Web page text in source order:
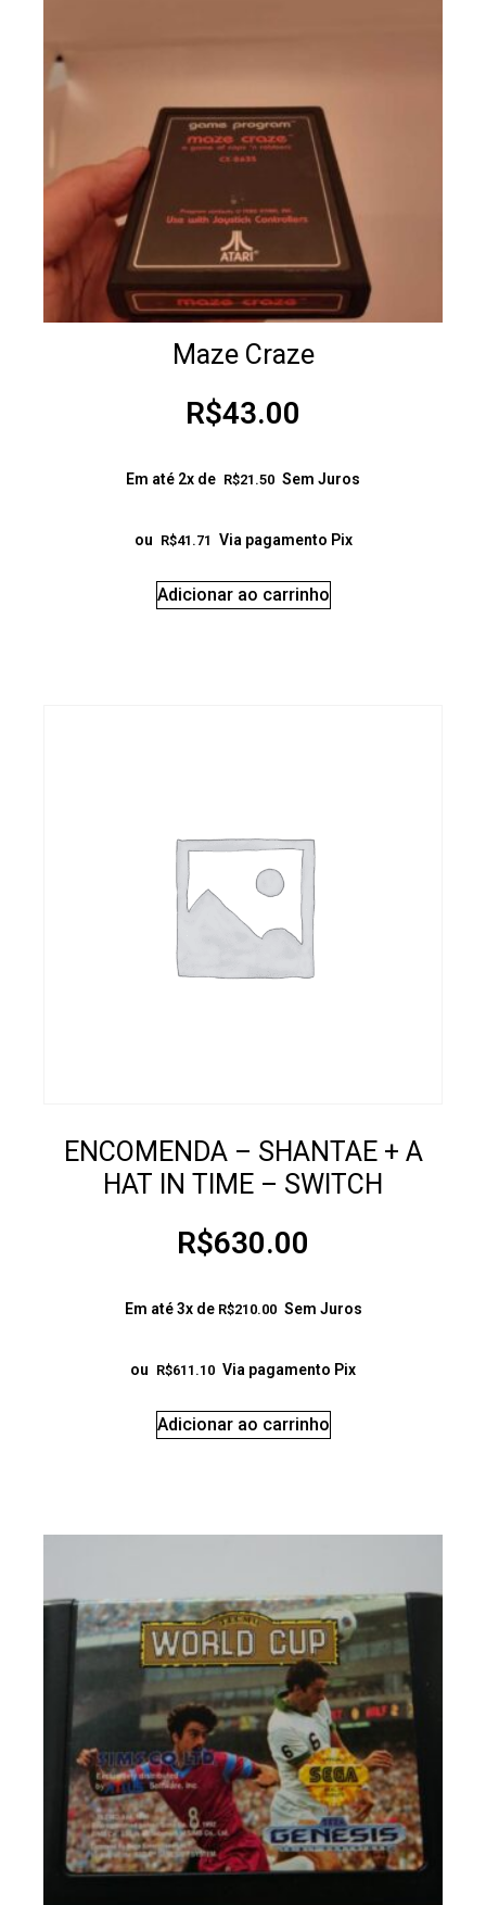
Maze Craze
R$43.00
Em até 2x de R$21.50 Sem Juros
ou R$41.71 Via pagamento Pix
Adicionar ao carrinho
ENCOMENDA – SHANTAE + A
HAT IN TIME – SWITCH
R$630.00
Em até 3x de R$210.00 Sem Juros
ou R$611.10 Via pagamento Pix
Adicionar ao carrinho